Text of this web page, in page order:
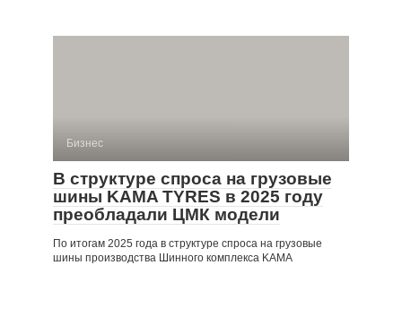
Бизнес
В структуре спроса на грузовые
шины KAMA TYRES в 2025 году
преобладали ЦМК модели
По итогам 2025 года в структуре спроса на грузовые
шины производства Шинного комплекса KAMA